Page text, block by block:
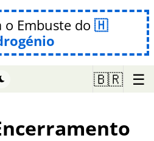
o Embuste do
🇧🇷 ☰